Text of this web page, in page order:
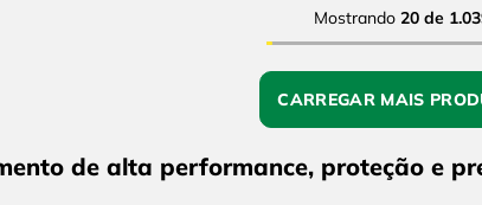
Mostrando 20 de
de alta performance, proteção e